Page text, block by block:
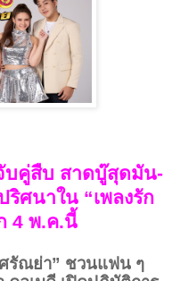
บคู่สืบ สาดบู๊สุดมัน-
ริศนาใน “เพลงรัก
4 พ.ค.นี้
ศรัณย่า” ชวนแฟน ๆ